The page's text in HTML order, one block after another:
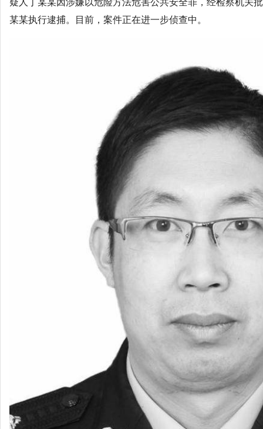
疑人丁某某因涉嫌以危险方法危害公共安全罪，经检察机关
某某执行逮捕。目前，案件正在进一步侦查中。